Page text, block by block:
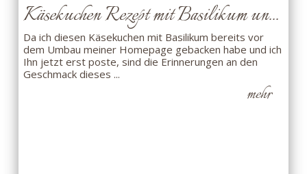
Käsekuchen Rezept mit Basilikum un...
Da ich diesen Käsekuchen mit Basilikum bereits vor
dem Umbau meiner Homepage gebacken habe und ich
Ihn jetzt erst poste, sind die Erinnerungen an den
Geschmack dieses ...
mehr